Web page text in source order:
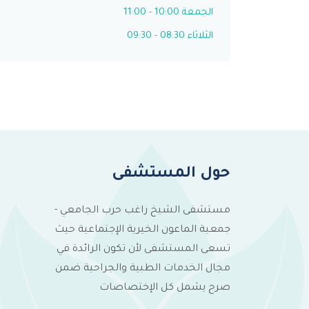
الجمعة 10:00 - 11:00
الثلاثاء 08:30 - 09:30
حول المستشفى
مستشفى الشيخ راغب حرب الجامعي -
جمعية الماعون الخيرية الإجتماعية حيث
تسعى المستشفى لأن تكون الرائدة في
مجال الخدمات الطبية والجراحية ضمن
صرح يشمل كل الإختصاصات